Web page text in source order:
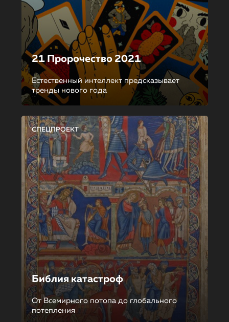
21 Пророчество 2021
Естественный интеллект предсказывает
тренды нового года
СПЕЦПРОЕКТ
Библия катастроф
От Всемирного потопа до глобального
потепления